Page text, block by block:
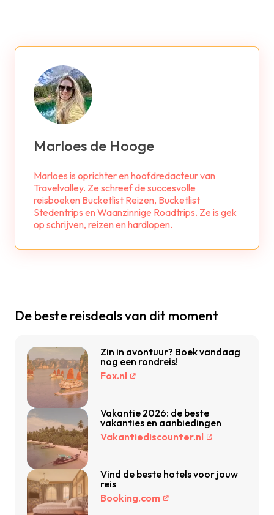
Marloes de Hooge
Marloes is oprichter en hoofdredacteur van
Travelvalley. Ze schreef de succesvolle
reisboeken Bucketlist Reizen, Bucketlist
Stedentrips en Waanzinnige Roadtrips. Ze is gek
op schrijven, reizen en hardlopen.
De beste reisdeals van dit moment
Zin in avontuur? Boek vandaag
nog een rondreis!
Fox.nl
Vakantie 2026: de beste
vakanties en aanbiedingen
Vakantiediscounter.nl
Vind de beste hotels voor jouw
reis
Booking.com